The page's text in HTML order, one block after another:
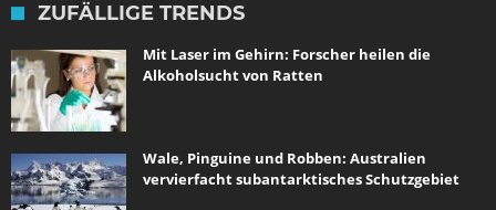
ZUFÄLLIGE TRENDS
Mit Laser im Gehirn: Forscher heilen die
Alkoholsucht von Ratten
Wale, Pinguine und Robben: Australien
vervierfacht subantarktisches Schutzgebiet